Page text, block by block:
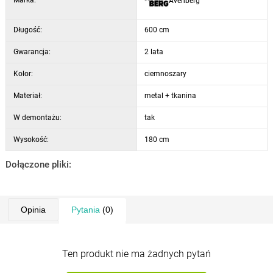
Długość: 600 cm
Gwarancja: 2 lata
Kolor: ciemnoszary
Materiał: metal + tkanina
W demontażu: tak
Wysokość: 180 cm
Dołączone pliki:
Opinia Pytania (0)
Ten produkt nie ma żadnych pytań